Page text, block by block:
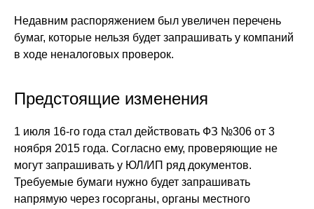
Недавним распоряжением был увеличен перечень
бумаг, которые нельзя будет запрашивать у компаний
в ходе неналоговых проверок.
Предстоящие изменения
1 июля 16-го года стал действовать ФЗ №306 от 3
ноября 2015 года. Согласно ему, проверяющие не
могут запрашивать у ЮЛ/ИП ряд документов.
Требуемые бумаги нужно будет запрашивать
напрямую через госорганы, органы местного